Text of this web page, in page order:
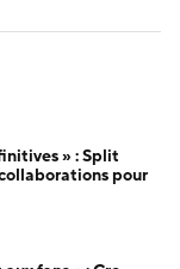
» : Split
pour